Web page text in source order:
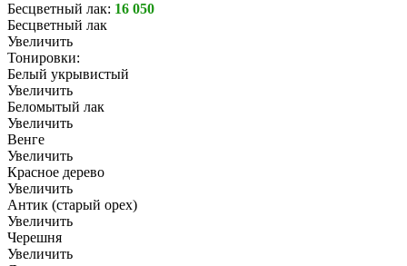
Бесцветный лак: 16 050
Бесцветный лак
Увеличить
Тонировки:
Белый укрывистый
Увеличить
Беломытый лак
Увеличить
Венге
Увеличить
Красное дерево
Увеличить
Антик (старый орех)
Увеличить
Черешня
Увеличить